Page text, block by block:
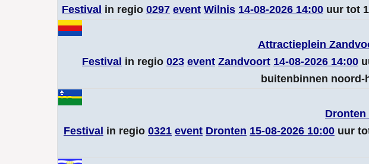
Festival in regio 0297 event Wilnis 14-08-2026 14:00 uur tot
Attractieplein
Festival in regio 023 event Zandvoort 14-08-2026 14:00
buitenbinnen noord-
Dronten
Festival in regio 0321 event Dronten 15-08-2026 10:00 uur